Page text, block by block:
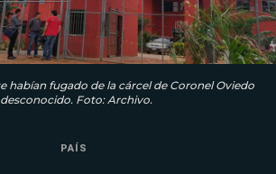
habían fugado de la cárcel de Coronel Oviedo
Foto: Archivo.
PAÍS